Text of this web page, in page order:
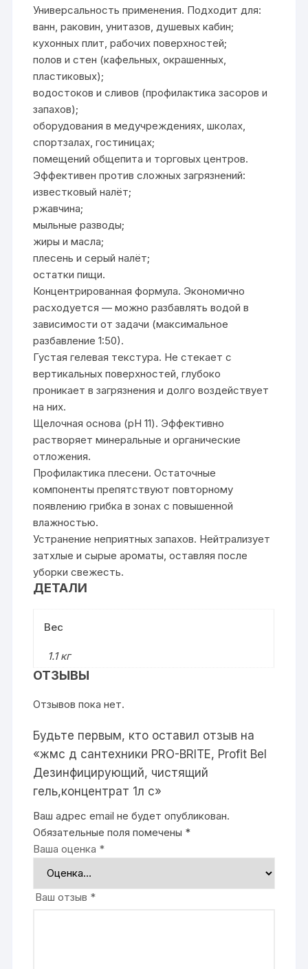
Универсальность применения. Подходит для:
ванн, раковин, унитазов, душевых кабин;
кухонных плит, рабочих поверхностей;
полов и стен (кафельных, окрашенных,
пластиковых);
водостоков и сливов (профилактика засоров и
запахов);
оборудования в медучреждениях, школах,
спортзалах, гостиницах;
помещений общепита и торговых центров.
Эффективен против сложных загрязнений:
известковый налёт;
ржавчина;
мыльные разводы;
жиры и масла;
плесень и серый налёт;
остатки пищи.
Концентрированная формула. Экономично
расходуется — можно разбавлять водой в
зависимости от задачи (максимальное
разбавление 1:50).
Густая гелевая текстура. Не стекает с
вертикальных поверхностей, глубоко
проникает в загрязнения и долго воздействует
на них.
Щелочная основа (pH 11). Эффективно
растворяет минеральные и органические
отложения.
Профилактика плесени. Остаточные
компоненты препятствуют повторному
появлению грибка в зонах с повышенной
влажностью.
Устранение неприятных запахов. Нейтрализует
затхлые и сырые ароматы, оставляя после
уборки свежесть.
ДЕТАЛИ
Вес
1.1 кг
ОТЗЫВЫ
Отзывов пока нет.
Будьте первым, кто оставил отзыв на
«жмс д сантехники PRO-BRITE, Profit Bel
Дезинфицирующий, чистящий
гель,концентрат 1л с»
Ваш адрес email не будет опубликован.
Обязательные поля помечены *
Ваша оценка *
Ваш отзыв *